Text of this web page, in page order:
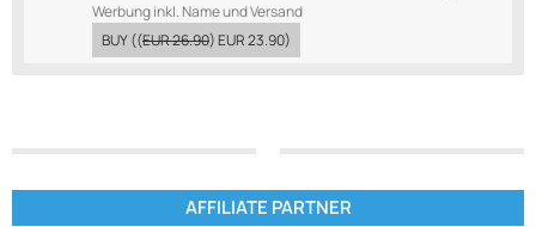
Werbung inkl. Name und Versand
BUY((EUR 26.90)EUR 23.90)
AFFILIATE PARTNER